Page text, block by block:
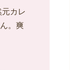
カレ
。爽